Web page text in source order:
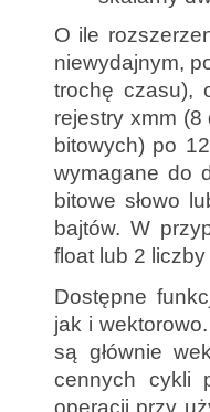
O ile
niewydajnym,
trochę czasu),
rejestry xmm
bitowych) po
wymagane do
bitowe słowo
bajtów. W
float lub 2
Dostępne
jak i
są głównie
cennych cykli
operacji przy